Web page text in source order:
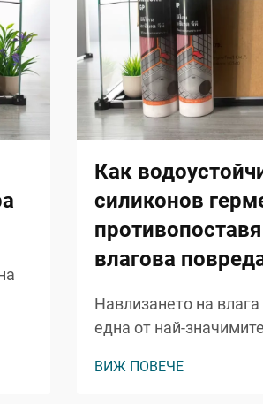
Как
силиконов
влагова
Навлизането на
една от най-
структурни повреди,
ВИЖ ПОВЕЧЕ